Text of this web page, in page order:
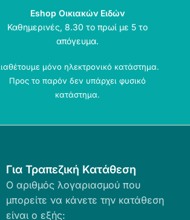
Eshop Οικιακών Ειδών
Καθημερινές, 8.30 το πρωί με 5 το
απόγευμα.
μόνο ηλεκτρονικό κατάστημα.
Προς το παρόν δεν υπάρχει φυσικό
κατάστημα.
Για Τραπεζική Κατάθεση
Ο αριθμός λογαριασμού που
μπορείτε να κάνετε την κατάθεση
είναι ο εξής: